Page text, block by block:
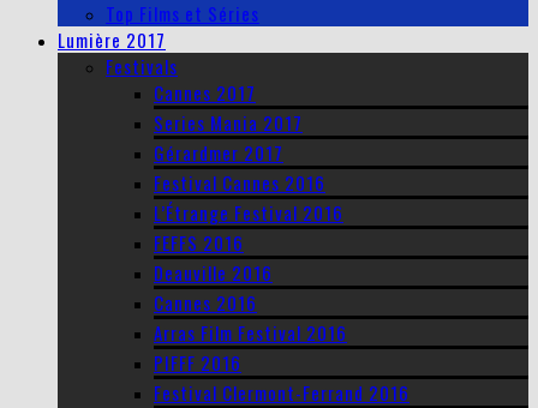
Top Films et Séries
Lumière 2017
Festivals
Cannes 2017
Series Mania 2017
Gérardmer 2017
Festival Cannes 2016
L’Étrange Festival 2016
FEFFS 2016
Deauville 2016
Cannes 2016
Arras Film Festival 2016
PIFFF 2016
Festival Clermont-Ferrand 2016